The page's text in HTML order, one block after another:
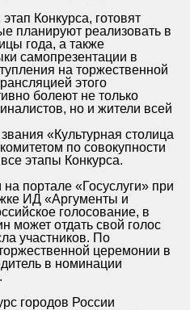
Конкурса, готовят
планируют реализовать в
года, а также
самопрезентации в
на торжественной
этого
болеют не только
но и жители всей
«Культурная столица
по совокупности
этапы Конкурса.
портале «Госуслуги» при
ИД «Аргументы и
голосование, в
может отдать свой голос
участников. По
церемонии в
в номинации
городов России